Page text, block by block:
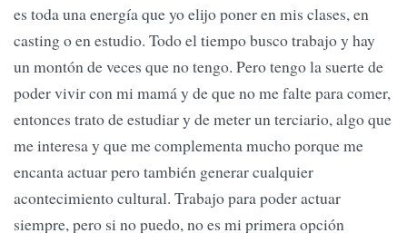
es toda una energía que yo elijo poner en mis clases, en
casting o en estudio. Todo el tiempo busco trabajo y hay
un montón de veces que no tengo. Pero tengo la suerte de
poder vivir con mi mamá y de que no me falte para comer,
entonces trato de estudiar y de meter un terciario, algo que
me interesa y que me complementa mucho porque me
encanta actuar pero también generar cualquier
acontecimiento cultural. Trabajo para poder actuar
siempre, pero si no puedo, no es mi primera opción